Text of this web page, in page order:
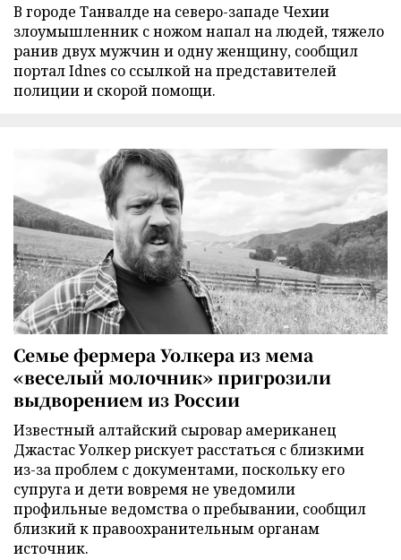
В городе Танвалде на северо-западе Чехии
злоумышленник с ножом напал на людей, тяжело
ранив двух мужчин и одну женщину, сообщил
портал Idnes со ссылкой на представителей
полиции и скорой помощи.
Семье фермера Уолкера из мема
«веселый молочник» пригрозили
выдворением из России
Известный алтайский сыровар американец
Джастас Уолкер рискует расстаться с близкими
из-за проблем с документами, поскольку его
супруга и дети вовремя не уведомили
профильные ведомства о пребывании, сообщил
близкий к правоохранительным органам
источник.